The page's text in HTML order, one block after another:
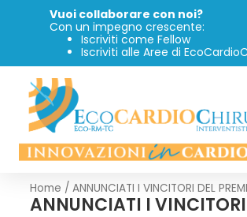
Vuoi collaborare con noi?
Con un impegno crescente:
Iscriviti come Fellow
Iscriviti alle Aree di
Home / ANNUNCIATI I VINCITORI DEL
ANNUNCIATI I